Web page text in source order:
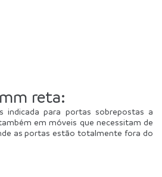
reta:
indicada para portas sobrepostas a
em móveis que necessitam de
as portas estão totalmente fora do